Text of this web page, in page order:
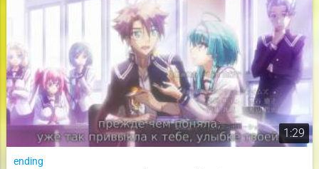
1:29
ending